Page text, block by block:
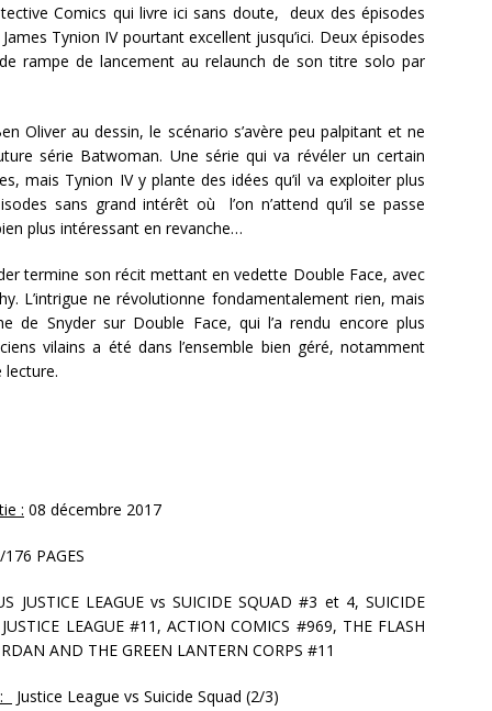
Comics qui livre ici sans doute, deux des épisodes
Tynion IV pourtant excellent jusqu’ici. Deux épisodes
rampe de lancement au relaunch de son titre solo par
Oliver au dessin, le scénario s’avère peu palpitant et ne
série Batwoman. Une série qui va révéler un certain
mais Tynion IV y plante des idées qu’il va exploiter plus
sans grand intérêt où l’on n’attend qu’il se passe
plus intéressant en revanche…
termine son récit mettant en vedette Double Face, avec
L’intrigue ne révolutionne fondamentalement rien, mais
de Snyder sur Double Face, qui l’a rendu encore plus
vilains a été dans l’ensemble bien géré, notamment
lecture.
: 08 décembre 2017
PAGES
JUSTICE LEAGUE vs SUICIDE SQUAD #3 et 4, SUICIDE
LEAGUE #11, ACTION COMICS #969, THE FLASH
AND THE GREEN LANTERN CORPS #11
Justice League vs Suicide Squad (2/3)